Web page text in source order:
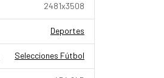
2481x3508
Deportes
Selecciones Fútbol